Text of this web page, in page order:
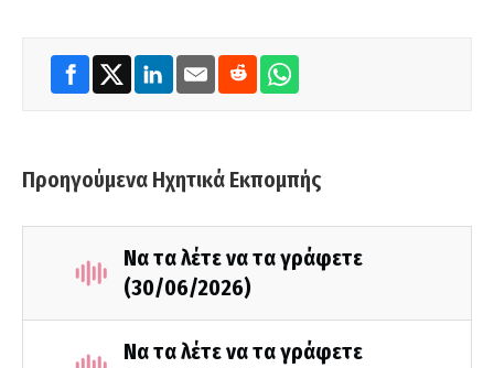
Προηγούμενα Ηχητικά Εκπομπής
Να τα λέτε να τα γράφετε
(30/06/2026)
Να τα λέτε να τα γράφετε